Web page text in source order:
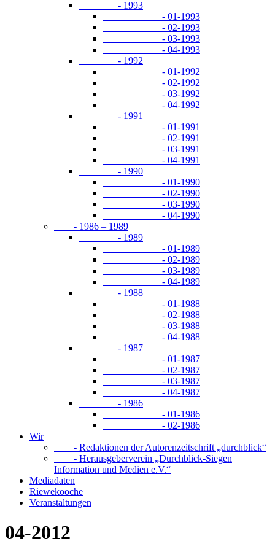
- 1993
- 01-1993
- 02-1993
- 03-1993
- 04-1993
- 1992
- 01-1992
- 02-1992
- 03-1992
- 04-1992
- 1991
- 01-1991
- 02-1991
- 03-1991
- 04-1991
- 1990
- 01-1990
- 02-1990
- 03-1990
- 04-1990
- 1986 – 1989
- 1989
- 01-1989
- 02-1989
- 03-1989
- 04-1989
- 1988
- 01-1988
- 02-1988
- 03-1988
- 04-1988
- 1987
- 01-1987
- 02-1987
- 03-1987
- 04-1987
- 1986
- 01-1986
- 02-1986
Wir
- Redaktionen der Autorenzeitschrift „durchblick“
- Herausgeberverein „Durchblick-Siegen
Information und Medien e.V.“
Mediadaten
Riewekooche
Veranstaltungen
04-2012